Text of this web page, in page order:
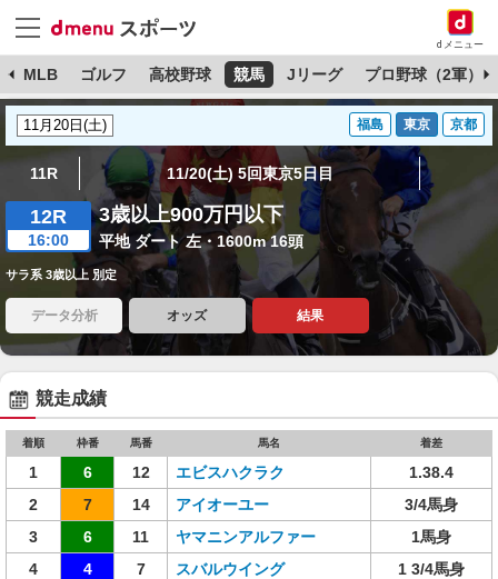
dメニュー
MLB ゴルフ 高校野球 競馬 Jリーグ プロ野球（2軍）
福島 東京 京都
11R 11/20(土) 5回東京5日目
12R
16:00
3歳以上900万円以下
平地 ダート 左・1600m 16頭
サラ系 3歳以上 別定
データ分析 オッズ 結果
競走成績
着順 枠番 馬番 馬名 着差
1 6 12 エビスハクラク
1.38.4
2
7 14 アイオーユー
3/4馬身
3
6 11 ヤマニンアルファー
1馬身
4
4 7 スバルウイング
1 3/4馬身